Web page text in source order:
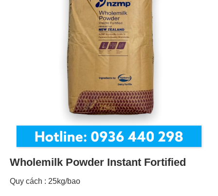
Wholemilk Powder Instant Fortified
Quy cách : 25kg/bao